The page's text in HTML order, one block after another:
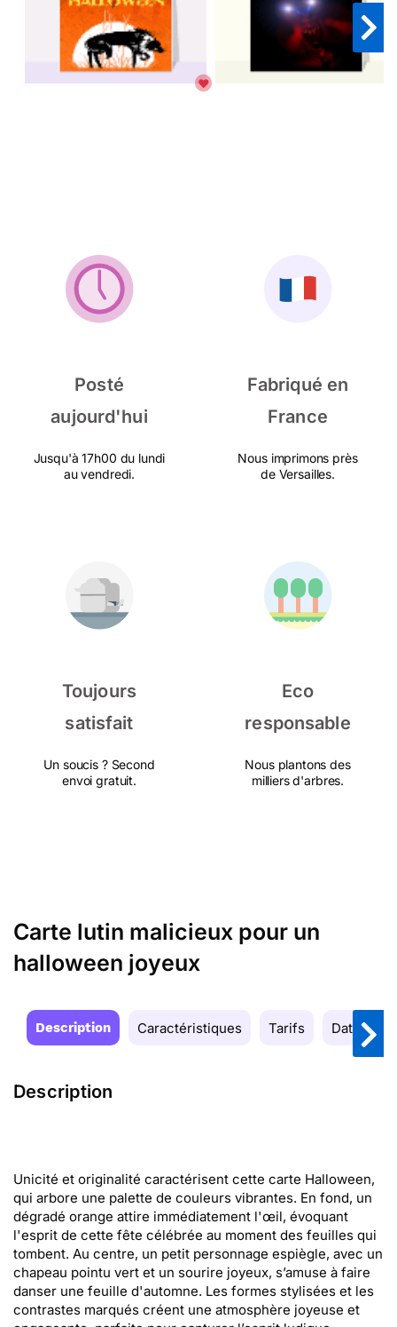
Posté
aujourd'hui
Jusqu'à 17h00 du lundi
au vendredi.
Fabriqué en
France
Nous imprimons près
de Versailles.
Toujours
satisfait
Un soucis ? Second
envoi gratuit.
Eco
responsable
Nous plantons des
milliers d'arbres.
Carte lutin malicieux pour un
halloween joyeux
Description Caractéristiques Tarifs Date de
Description
Unicité et originalité caractérisent cette carte Halloween,
qui arbore une palette de couleurs vibrantes. En fond, un
dégradé orange attire immédiatement l'œil, évoquant
l'esprit de cette fête célébrée au moment des feuilles qui
tombent. Au centre, un petit personnage espiègle, avec un
chapeau pointu vert et un sourire joyeux, s’amuse à faire
danser une feuille d'automne. Les formes stylisées et les
contrastes marqués créent une atmosphère joyeuse et